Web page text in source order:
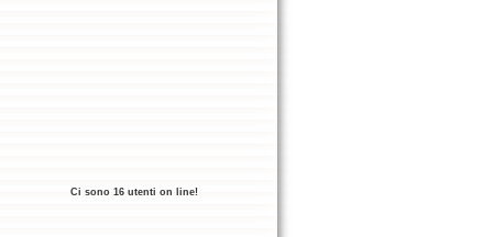
Ci sono 16 utenti on line!